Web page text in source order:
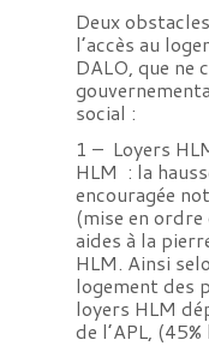
Deux
l’accès au
DALO, que ne
social :
1 – Loyers
HLM : la
encouragée
(mise en
aides à la
HLM. Ainsi
logement des
loyers HLM
de l’APL, (45%